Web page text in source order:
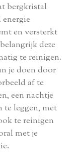
bergkristal
energie
en versterkt
deze
te reinigen.
je doen door
af te
een nachtje
te leggen, met
te reinigen
met je